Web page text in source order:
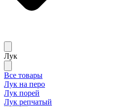
Лук
Все товары
Лук на перо
Лук порей
Лук репчатый